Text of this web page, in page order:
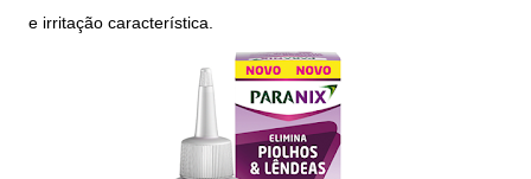
e irritação característica.